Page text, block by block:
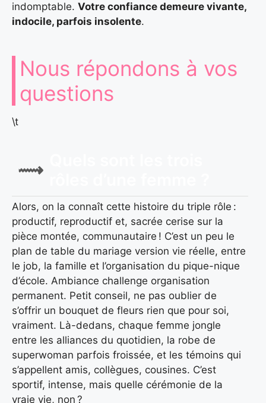
indomptable. Votre confiance demeure vivante,
indocile, parfois insolente.
Nous répondons à vos
questions
\t
Alors, on la connaît cette histoire du triple rôle :
productif, reproductif et, sacrée cerise sur la
pièce montée, communautaire ! C’est un peu le
plan de table du mariage version vie réelle, entre
le job, la famille et l’organisation du pique-nique
d’école. Ambiance challenge organisation
permanent. Petit conseil, ne pas oublier de
s’offrir un bouquet de fleurs rien que pour soi,
vraiment. Là-dedans, chaque femme jongle
entre les alliances du quotidien, la robe de
superwoman parfois froissée, et les témoins qui
s’appellent amis, collègues, cousines. C’est
sportif, intense, mais quelle cérémonie de la
vraie vie, non ?